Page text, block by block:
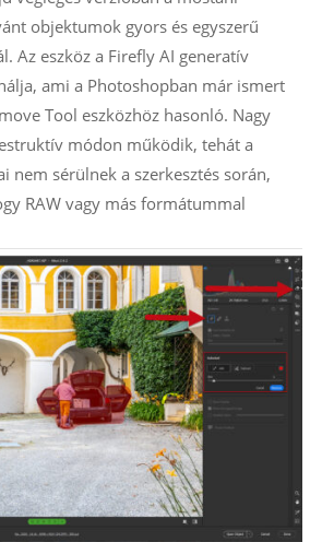
objektumok gyors és egyszerű
Az eszköz a Firefly AI generatív
ami a Photoshopban már ismert
Tool eszközhöz hasonló. Nagy
módon működik, tehát a
nem sérülnek a szerkesztés során,
RAW vagy más formátummal